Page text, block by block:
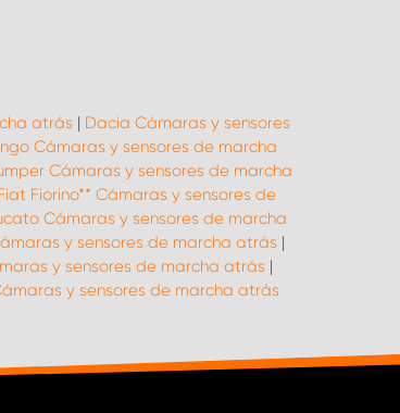
atrás | Dacia Cámaras y sensores
Cámaras y sensores de marcha
Cámaras y sensores de marcha
Fiorino** Cámaras y sensores de
Cámaras y sensores de marcha
y sensores de marcha atrás |
y sensores de marcha atrás |
y sensores de marcha atrás